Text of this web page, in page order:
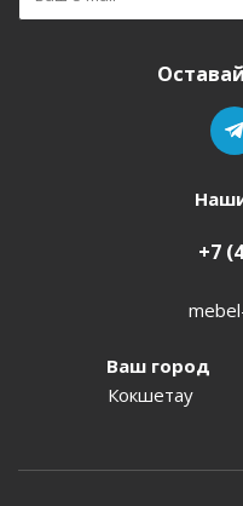
+7
Ваш город
Кокшетау